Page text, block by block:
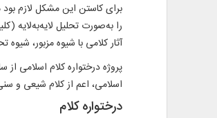
برای کاستن اين مشکل لازم
را به‌صورت تحليل لايه‌به‌لايه
آثار کلامی با شيوه مزبور،
اسلامی، اعم از کلام شيعی
درختواره کلام